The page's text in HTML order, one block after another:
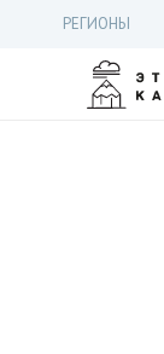
РЕГИОНЫ